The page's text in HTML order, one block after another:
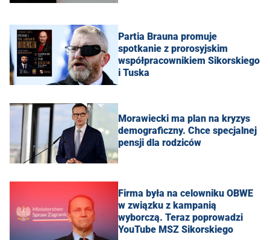
Partia Brauna promuje
spotkanie z prorosyjskim
współpracownikiem Sikorskiego
i Tuska
Morawiecki ma plan na kryzys
demograficzny. Chce specjalnej
pensji dla rodziców
Firma była na celowniku OBWE
w związku z kampanią
wyborczą. Teraz poprowadzi
YouTube MSZ Sikorskiego